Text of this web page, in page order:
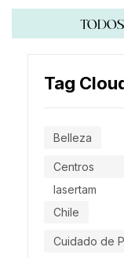
Tag
Belleza
Centros
lasertam
Chile
Cuidado de